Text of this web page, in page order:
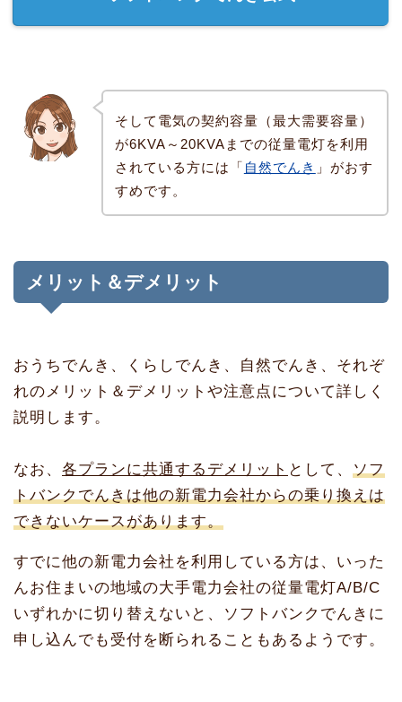
そして電気の契約容量（最大需要容量）
が6KVA～20KVAまでの従量電灯を利用
されている方には「 自然でんき 」がおす
すめです。
メリット＆デメリット
おうちでんき、くらしでんき、自然でんき、それぞ
れのメリット＆デメリットや注意点について詳しく
説明します。
なお、 各プランに共通するデメリット として、
ソフ
トバンクでんきは他の新電力会社からの乗り換えは
できないケースがあります。
すでに他の新電力会社を利用している方は、いった
んお住まいの地域の大手電力会社の従量電灯A/B/C
いずれかに切り替えないと、ソフトバンクでんきに
申し込んでも受付を断られることもあるようです。